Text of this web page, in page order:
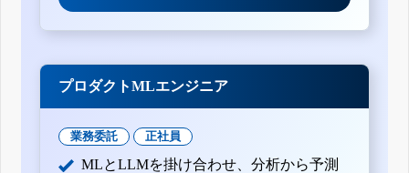
プロダクトMLエンジニア
業務委託 正社員
MLとLLMを掛け合わせ、分析から予測